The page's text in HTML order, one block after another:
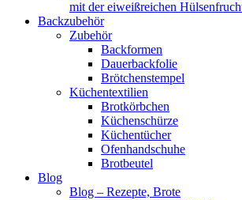
mit der eiweißreichen
Backzubehör
Zubehör
Backformen
Dauerbackfolie
Brötchenstempel
Küchentextilien
Brotkörbchen
Küchenschürze
Küchentücher
Ofenhandschuhe
Brotbeutel
Blog
Blog – Rezepte, Brote